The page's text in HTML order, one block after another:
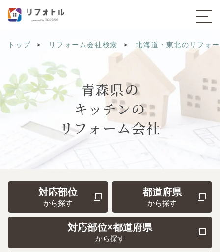
トップ リフォーム会社検索 北海道・東北のリフォ
青森県の
キッチンの
リフォーム会社
対応部位
から探す
都道府県
から探す
対応部位×都道府県
から探す